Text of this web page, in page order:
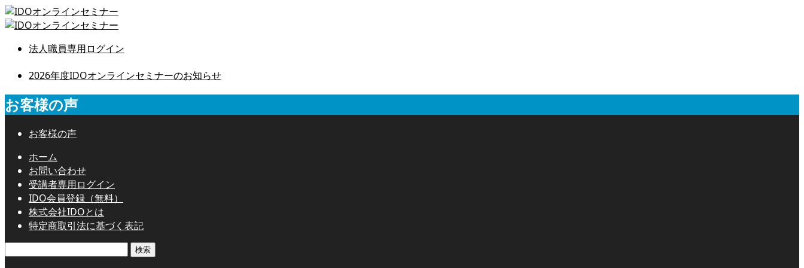
法人職員専用ログイン
2026年度IDOオンラインセミナーのお知らせ
お客様の声
お客様の声
ホーム
お問い合わせ
受講者専用ログイン
IDO会員登録（無料）
株式会社IDOとは
特定商取引法に基づく表記